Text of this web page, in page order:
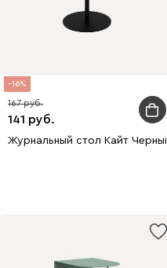
16
141
167
Журнальный стол Кайт Черный